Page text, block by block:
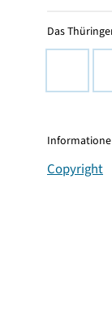
Das
Copyright